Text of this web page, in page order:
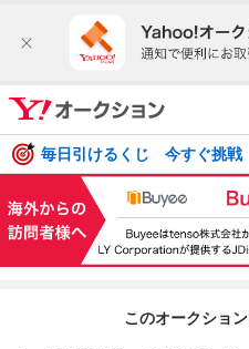
毎日引けるくじ 今すぐ挑戦
このオークショ